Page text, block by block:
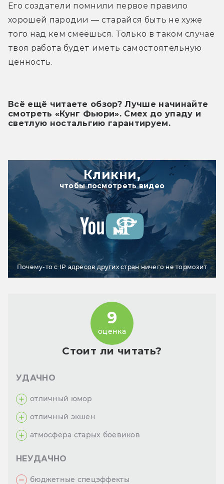
Его создатели помнили первое правило
хорошей пародии — старайся быть не хуже
того над кем смеёшься. Только в таком случае
твоя работа будет иметь самостоятельную
ценность.
Всё ещё читаете обзор? Лучше начинайте
смотреть «Кунг Фьюри». Смех до упаду и
светлую ностальгию гарантируем.
Кликни,
чтобы посмотреть видео
Почему-то с IP адресов других стран ничего не тормозит
Стоит ли читать?
9
оценка
УДАЧНО
отличный юмор
отличный экшен
атмосфера старых боевиков
НЕУДАЧНО
бюджетные спецэффекты